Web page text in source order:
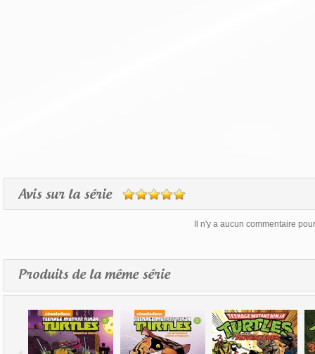
Avis sur la série
Il n'y a aucun commentaire
Produits de la même série